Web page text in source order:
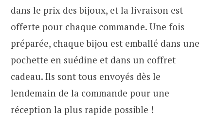
dans le prix des bijoux, et la livraison est
offerte pour chaque commande. Une fois
préparée, chaque bijou est emballé dans une
pochette en suédine et dans un coffret
cadeau. Ils sont tous envoyés dès le
lendemain de la commande pour une
réception la plus rapide possible !